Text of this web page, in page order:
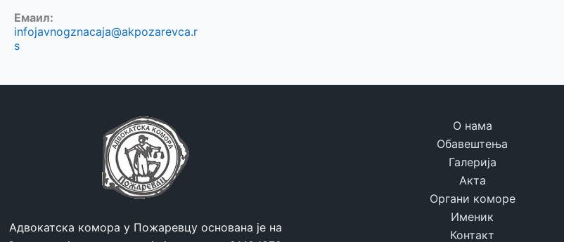
Емаил:
infojavnogznacaja@akpozarevca.r
s
Адвокатска комора у Пожаревцу основана је на
О нама
Обавештења
Галерија
Акта
Органи коморе
Именик
Контакт